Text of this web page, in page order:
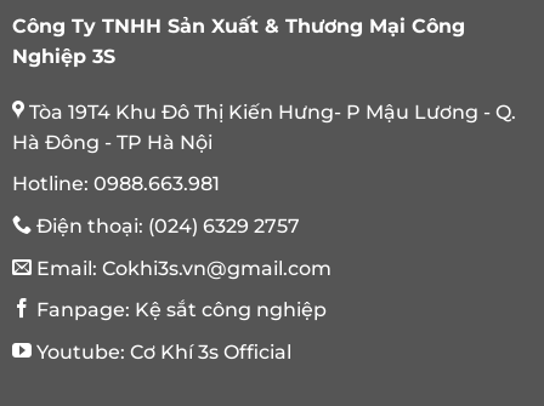
Công Ty TNHH Sản Xuất & Thương Mại Công
Nghiệp 3S
Tòa 19T4 Khu Đô Thị Kiến Hưng- P Mậu Lương - Q.
Hà Đông - TP Hà Nội
Hotline: 0988.663.981
Điện thoại: (024) 6329 2757
Email: Cokhi3s.vn@gmail.com
Fanpage: Kệ sắt công nghiệp
Youtube: Cơ Khí 3s Official